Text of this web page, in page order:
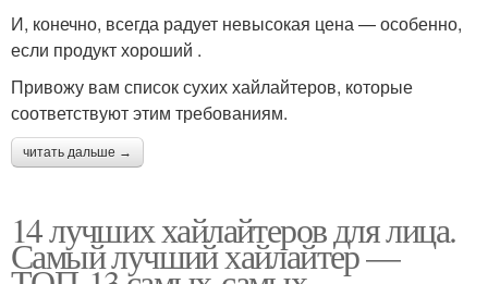
И, конечно, всегда радует невысокая цена — особенно,
если продукт хороший .
Привожу вам список сухих хайлайтеров, которые
соответствуют этим требованиям.
читать дальше →
14 лучших хайлайтеров для лица.
Самый лучший хайлайтер —